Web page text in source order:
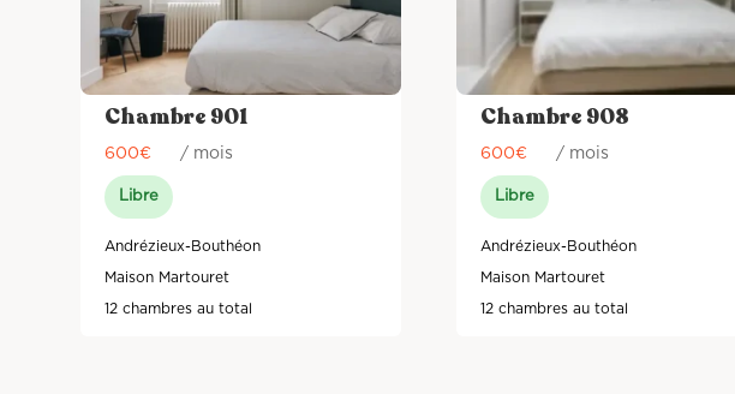
Chambre 901
600€ / mois
Libre
Andrézieux-Bouthéon
Maison Martouret
12 chambres au total
Chambre 908
600€ / mois
Libre
Andrézieux-Bouthéon
Maison Martouret
12 chambres au total